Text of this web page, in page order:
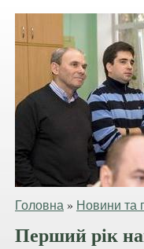
Головна » Новини та
Перший рік